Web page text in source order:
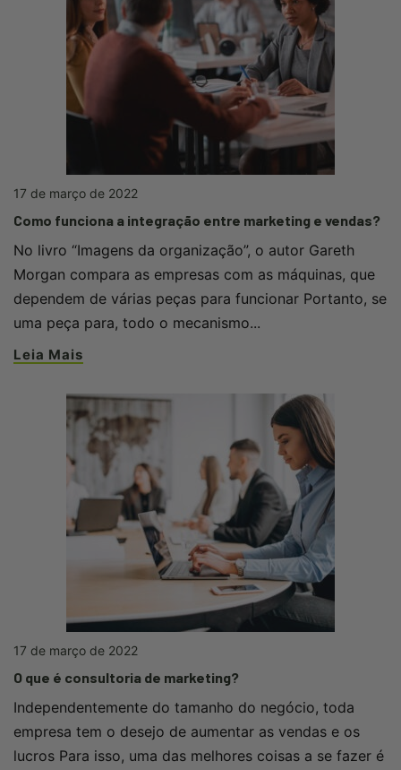
17 de março de 2022
Como funciona a integração entre marketing e vendas?
No livro “Imagens da organização”, o autor Gareth
Morgan compara as empresas com as máquinas, que
dependem de várias peças para funcionar Portanto, se
uma peça para, todo o mecanismo...
Leia Mais
17 de março de 2022
O que é consultoria de marketing?
Independentemente do tamanho do negócio, toda
empresa tem o desejo de aumentar as vendas e os
lucros Para isso, uma das melhores coisas a se fazer é